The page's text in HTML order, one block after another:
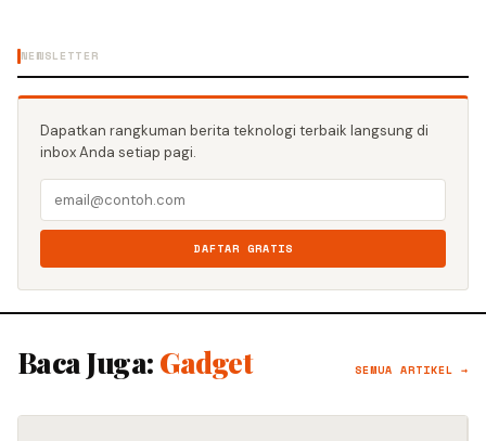
NEWSLETTER
Dapatkan rangkuman berita teknologi terbaik langsung di
inbox Anda setiap pagi.
DAFTAR GRATIS
Baca Juga: Gadget SEMUA ARTIKEL →